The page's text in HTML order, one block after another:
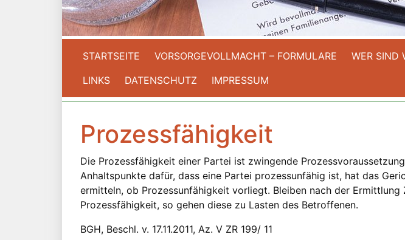
STARTSEITE VORSORGEVOLLMACHT – FORMULARE WER SIND
LINKS
DATENSCHUTZ IMPRESSUM
Prozessfähigkeit
Die Prozessfähigkeit einer Partei ist zwingende
Anhaltspunkte dafür, dass eine Partei prozessunfähig ist, hat das
ermitteln, ob Prozessunfähigkeit vorliegt. Bleiben nach der Ermittlung
Prozessfähigkeit, so gehen diese zu Lasten des Betroffenen.
BGH, Beschl. v. 17.11.2011, Az. V ZR 199/ 11